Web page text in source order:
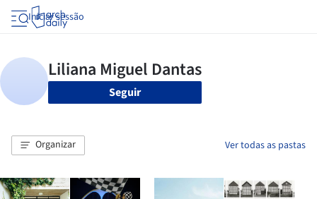
Iniciar sessão
Seguir
Organizar Ver todas as pastas